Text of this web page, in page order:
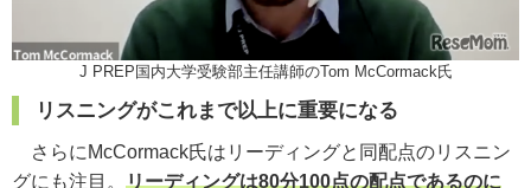
J PREP国内大学受験部主任講師のTom McCormack氏
リスニングがこれまで以上に重要になる
さらに McCormack氏はリーディングと同配点のリスニン
グにも注目。 リーディングは80分100点の配点であるのに